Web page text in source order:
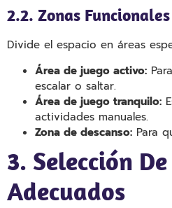
2.2. Zonas Funcionales
Divide el espacio en áreas
Área de juego activo:
escalar o saltar.
Área de juego tranquilo:
actividades manuales.
Zona de descanso: Para
3. Selección
Adecuados